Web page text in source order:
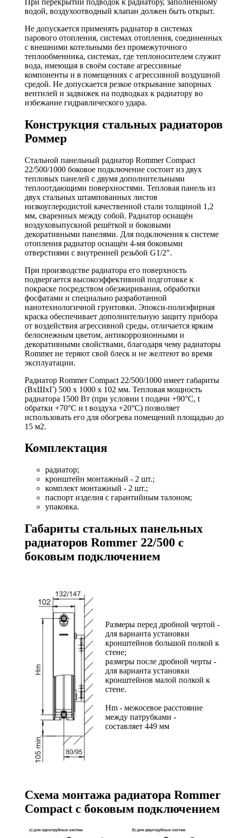
водой, воздухоотводный клапан должен быть открыт.
Не допускается применять радиатор в системах
парового отопления, системах отопления, соединенных
с внешними котельными без промежуточного
теплообменника, системах, где теплоносителем служит
вода, имеющая в своём составе агрессивные
компоненты и в помещениях с агрессивной воздушной
средой. Не допускается резкое открывание запорных
вентилей и задвижек на подводках к радиатору во
избежание гидравлического удара.
Конструкция стальных радиаторов
Роммер
Стальной панельный радиатор Rommer Compact
22/500/1000 боковое подключение состоит из двух
тепловых панелей с двумя дополнительными
теплоотдающими поверхностями. Тепловая панель из
двух стальных штампованных листов
низкоуглеродистой качественной стали толщиной 1,2
мм, сваренных между собой. Радиатор оснащён
воздуховыпускной решёткой и боковыми
декоративными панелями. Для подключения к системе
отопления радиатор оснащён 4-мя боковыми
отверстиями с внутренней резьбой G1/2".
При производстве радиатора его поверхность
подвергается высокоэффективной подготовке к
покраске посредством обезжиривания, обработки
фосфатами и специально разработанной
нанотехнологичной грунтовки. Эпокси-полиэфирная
краска обеспечивает дополнительную защиту прибора
от воздействия агрессивной среды, отличается ярким
белоснежным цветом, антикоррозионными и
декоративными свойствами, благодаря чему радиаторы
Rommer не теряют свой блеск и не желтеют во время
эксплуатации.
Радиатор Rommer Compact 22/500/1000 имеет габариты
(ВхШхГ) 500 х 1000 х 102 мм. Тепловая мощность
радиатора 1500 Вт (при условии t подачи +90°C, t
обратки +70°C и t воздуха +20°C) позволяет
использовать его для обогрева помещений площадью до
15 м2.
Комплектация
радиатор;
кронштейн монтажный - 2 шт.;
комплект монтажный - 2 шт.;
паспорт изделия с гарантийным талоном;
упаковка.
Габариты стальных панельных
радиаторов Rommer 22/500 с
боковым подключением
Размеры перед дробной чертой -
для варианта установки
кронштейнов большой полкой к
стене;
размеры после дробной черты -
для варианта установки
кронштейнов малой полкой к
стене.
Hm - межосевое расстояние
между патрубками -
составляет 449 мм
Схема монтажа радиатора Rommer
Compact с боковым подключением